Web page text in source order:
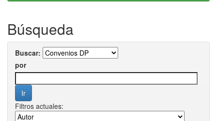
Búsqueda
Buscar:
por
Filtros actuales: